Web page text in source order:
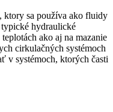
sa používa ako fluidy
hydraulické
ako aj na mazanie
cirkulačných systémoch
v systémoch, ktorých časti